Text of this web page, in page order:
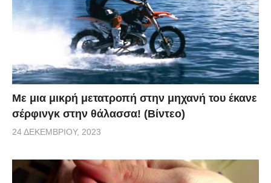
Με μια μικρή μετατροπή στην μηχανή του έκανε
σέρφινγκ στην θάλασσα! (Βίντεο)
24 ΔΕΚΕΜΒΡΊΟΥ, 2023